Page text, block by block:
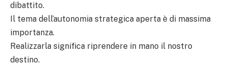
dibattito.
Il tema dell’autonomia strategica aperta è di massima
importanza.
Realizzarla significa riprendere in mano il nostro
destino.